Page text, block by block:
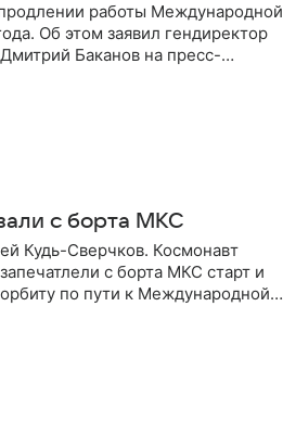
работы Международной
Об этом заявил гендиректор
Баканов на пресс-
с борта МКС
Кудь-Сверчков. Космонавт
с борта МКС старт и
по пути к Международной